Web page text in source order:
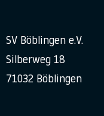
SV Böblingen e.V.
Silberweg 18
71032 Böblingen